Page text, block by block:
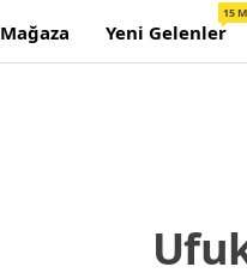
Mağaza Yeni Gelenler
15